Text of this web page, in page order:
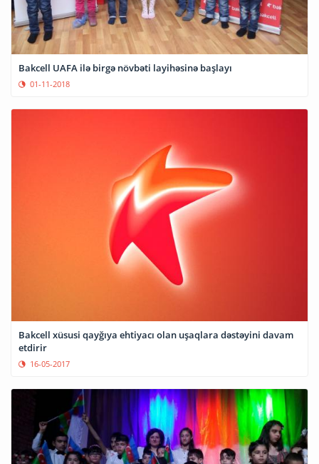
Bakcell UAFA ilə birgə növbəti layihəsinə başlayı
01-11-2018
Bakcell xüsusi qayğıya ehtiyacı olan uşaqlara dəstəyini davam
etdirir
16-05-2017